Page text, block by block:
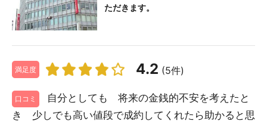
ただきます。
満足度 4.2 (5件)
口コミ
自分としても 将来の金銭的不安を考えたと
き 少しでも高い値段で成約してくれたら助かると思